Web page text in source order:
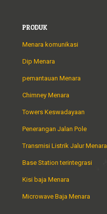
PRODUK
Menara komunikasi
Dip Menara
pemantauan Menara
Chimney Menara
Towers Keswadayaan
Penerangan Jalan Pole
Transmisi Listrik Jalur Menara
Base Station terintegrasi
Kisi baja Menara
Microwave Baja Menara